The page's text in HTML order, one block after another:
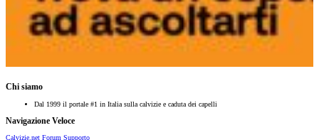
Chi siamo
Dal 1999 il portale #1 in Italia sulla calvizie e caduta dei capelli
Navigazione Veloce
Calvizie.net Forum Supporto